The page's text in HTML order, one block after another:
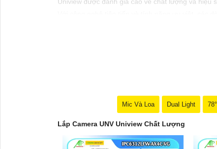
một. Đồng thời, việc lắp đặt camera UNV Uniview
Hãy đầu tư vào giải pháp camera UNV Uniview
Mic Và Loa Dual Light 78°
Lắp Camera UNV Uniview Chất Lượng